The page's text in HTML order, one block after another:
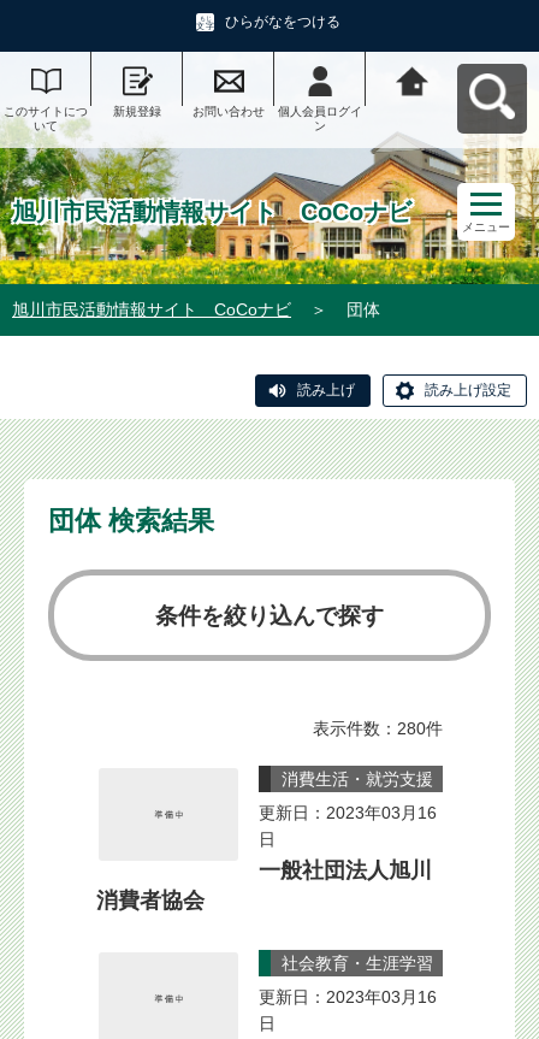
ひらがなをつける
このサイトにつ
いて
新規登録 お問い合わせ
個人会員ログイ
ン
ナビへ戻る
旭川市民活動情報サイト CoCoナビ
メニュー
旭川市民活動情報サイト CoCoナビ ＞ 団体
読み上げ 読み上げ設定
団体 検索結果
条件を絞り込んで探す
表示件数：280件
消費生活・就労支援
更新日：2023年03月16
日
一般社団法人旭川
消費者協会
社会教育・生涯学習
更新日：2023年03月16
日